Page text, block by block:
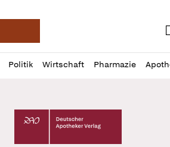
Deutsche Apotheker
Politik Wirtschaft Pharmazie
Profil
öffnen
Daz
Pur
Deutscher Apotheker Verlag Logo